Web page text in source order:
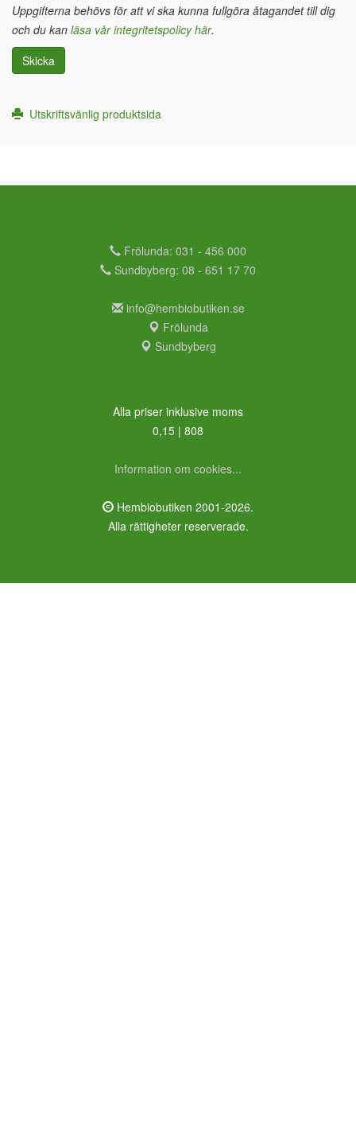
Uppgifterna behövs för att vi ska kunna fullgöra åtagandet till dig
och du kan läsa vår integritetspolicy här.
Skicka
Utskriftsvänlig produktsida
Frölunda: 031 - 456 000
Sundbyberg: 08 - 651 17 70
info@hembiobutiken.se
Frölunda
Sundbyberg
Alla priser inklusive moms
0,15 | 808
Information om cookies...
Hembiobutiken 2001-2026.
Alla rättigheter reserverade.